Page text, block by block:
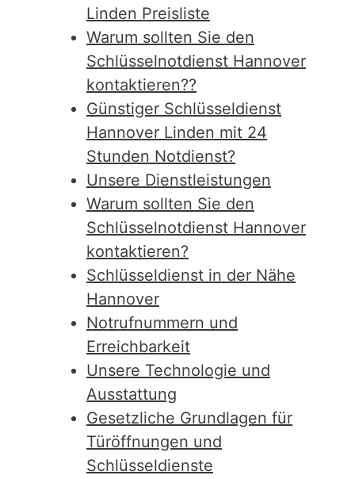
Linden Preisliste
Warum sollten Sie den
Schlüsselnotdienst Hannover
kontaktieren??
Günstiger Schlüsseldienst
Hannover Linden mit 24
Stunden Notdienst?
Unsere Dienstleistungen
Warum sollten Sie den
Schlüsselnotdienst Hannover
kontaktieren?
Schlüsseldienst in der Nähe
Hannover
Notrufnummern und
Erreichbarkeit
Unsere Technologie und
Ausstattung
Gesetzliche Grundlagen für
Türöffnungen und
Schlüsseldienste